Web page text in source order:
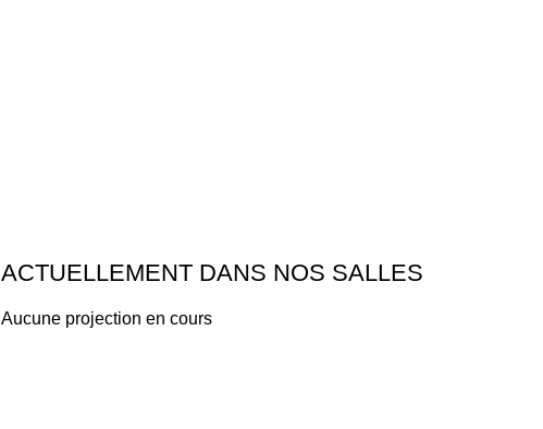
ACTUELLEMENT DANS NOS SALLES
Aucune projection en cours